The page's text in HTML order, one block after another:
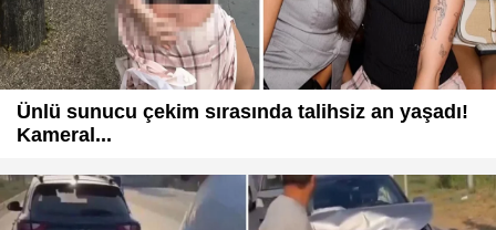
Ünlü sunucu çekim sırasında talihsiz an yaşadı!
Kameral...